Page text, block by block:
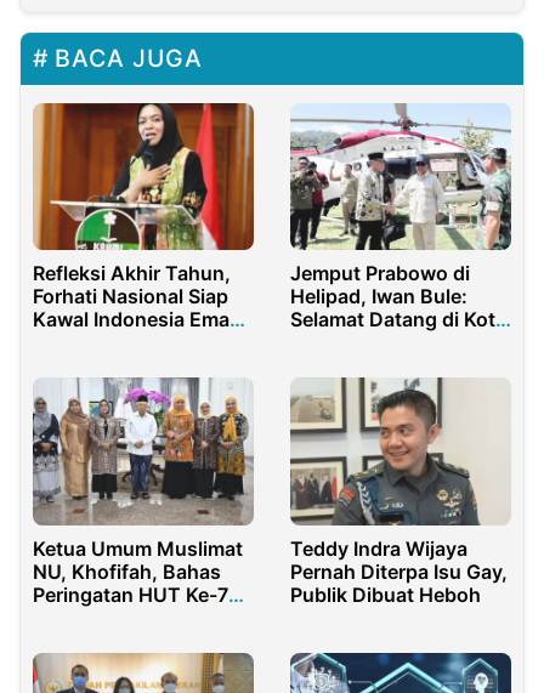
BACA JUGA
Refleksi Akhir Tahun,
Forhati Nasional Siap
Kawal Indonesia Emas
Jemput Prabowo di
Helipad, Iwan Bule:
Selamat Datang di Kota
Ketua Umum Muslimat
NU, Khofifah, Bahas
Peringatan HUT Ke-78
Wapres Ma’ruf Amin
Teddy Indra Wijaya
Pernah Diterpa Isu Gay,
Publik Dibuat Heboh